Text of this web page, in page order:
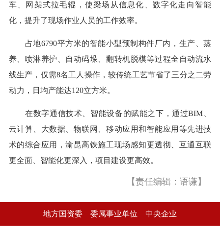
车、网架式拉毛辊，使梁场从信息化、数字化走向智能
化，提升了现场作业人员的工作效率。
占地6790平方米的智能小型预制构件厂内，生产、蒸
养、喷淋养护、自动码垛、翻转机脱模等过程全自动流水
线生产，仅需8名工人操作，较传统工艺节省了三分之二劳
动力，日均产能达120立方米。
在数字通信技术、智能设备的赋能之下，通过BIM、
云计算、大数据、物联网、移动应用和智能应用等先进技
术的综合应用，渝昆高铁施工现场感知更透彻、互通互联
更全面、智能化更深入，项目建设更高效。
【责任编辑：语谦】
地方国资委 委属事业单位 中央企业